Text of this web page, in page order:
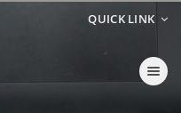
QUICK LINK
Toggle